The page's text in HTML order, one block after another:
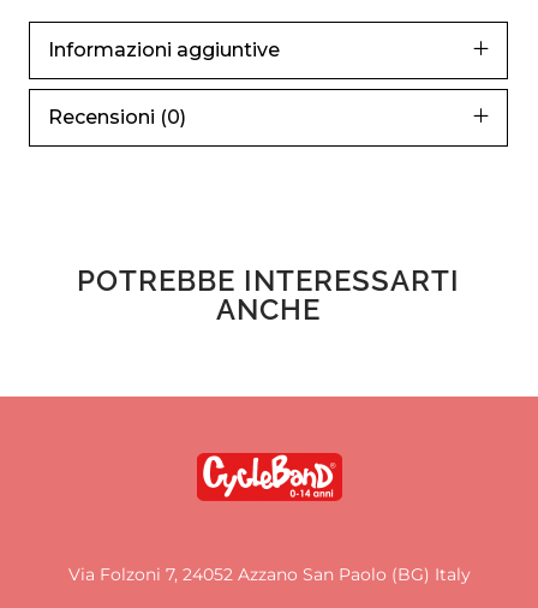
Informazioni aggiuntive
Recensioni (0)
POTREBBE INTERESSARTI
ANCHE
Via Folzoni 7, 24052 Azzano San Paolo (BG) Italy